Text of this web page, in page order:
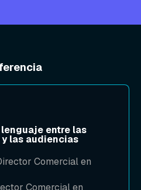
entre las
las audiencias
Comercial en
Comercial en